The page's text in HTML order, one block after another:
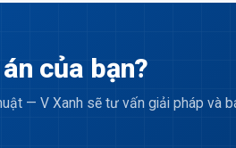
của bạn?
— V Xanh sẽ tư vấn giải pháp và